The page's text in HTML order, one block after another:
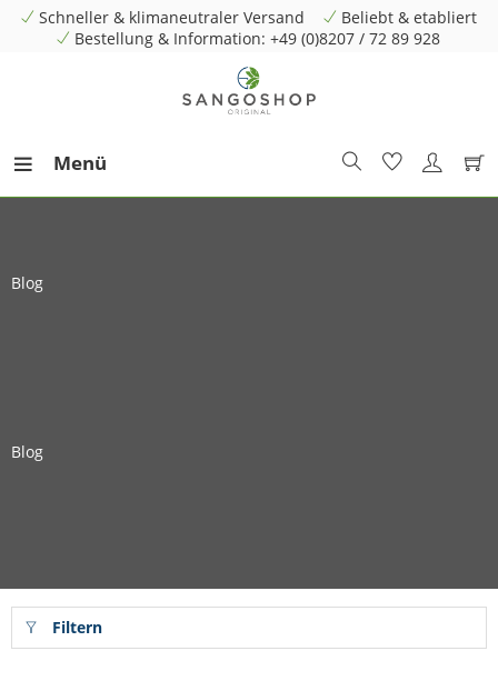
Schneller & klimaneutraler Versand
Beliebt & etabliert
Bestellung & Information: +49 (0)8207 / 72 89 928
Menü
Blog
Blog
Filtern